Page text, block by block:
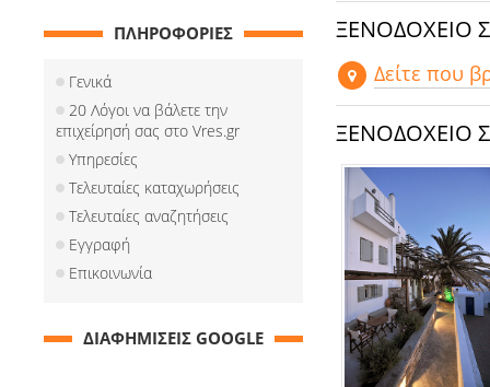
ΞΕΝΟΔΟΧΕΙΟ
Δείτε που
ΞΕΝΟΔΟΧΕΙΟ
ΠΛΗΡΟΦΟΡΙΕΣ
Γενικά
20 Λόγοι να βάλετε την
επιχείρησή σας στο Vres.gr
Υπηρεσίες
Τελευταίες καταχωρήσεις
Τελευταίες αναζητήσεις
Εγγραφή
Επικοινωνία
ΔΙΑΦΗΜΙΣΕΙΣ GOOGLE